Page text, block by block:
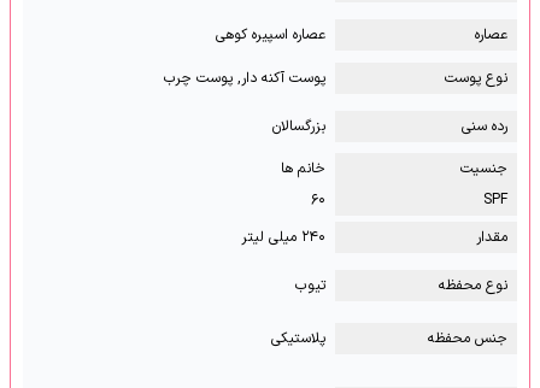
عصاره
عصاره اسپیره کوهی
نوع پوست
پوست آکنه دار, پوست چرب
رده سنی
بزرگسالان
جنسیت
خانم ها
SPF
۶۰
مقدار
۲۴۰ میلی لیتر
نوع محفظه تیوب
جنس محفظه پلاستیکی